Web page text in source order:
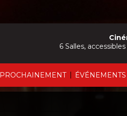
PROCHAINEMENT | ÉVÉNEMENTS
6 Salles,